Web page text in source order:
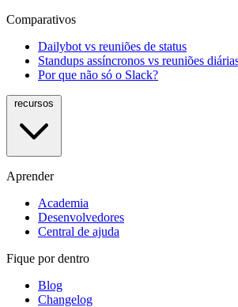
Comparativos
Dailybot vs reuniões de status
Standups assíncronos vs reuniões
Por que não só o Slack?
Aprender
Academia
Desenvolvedores
Central de ajuda
Fique por dentro
Blog
Changelog